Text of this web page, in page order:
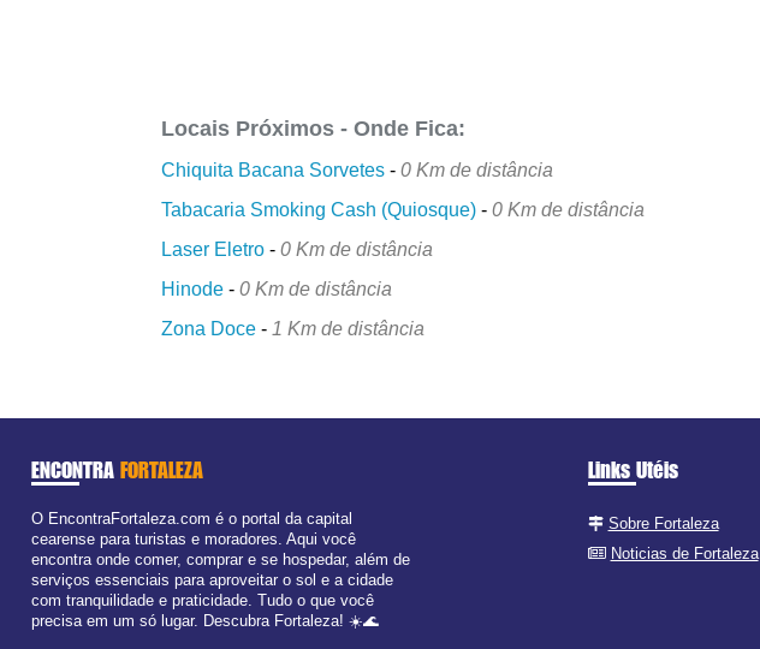
Locais Próximos - Onde Fica:
Chiquita Bacana Sorvetes -0 Km de distância
Tabacaria Smoking Cash (Quiosque) -0 Km de distância
Laser Eletro -0 Km de distância
Hinode -0 Km de distância
Zona Doce - 1 Km de distância
ENCONTRA FORTALEZA
O EncontraFortaleza.com é o portal da capital
cearense para turistas e moradores. Aqui você
encontra onde comer, comprar e se hospedar, além de
serviços essenciais para aproveitar o sol e a cidade
com tranquilidade e praticidade. Tudo o que você
precisa em um só lugar. Descubra Fortaleza! ☀️🌊
Links Utéis
Sobre Fortaleza
Noticias de Fortaleza